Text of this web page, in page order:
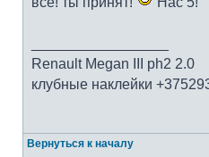
Renault Megan III ph2 2.0
клубные наклейки
Вернуться к началу